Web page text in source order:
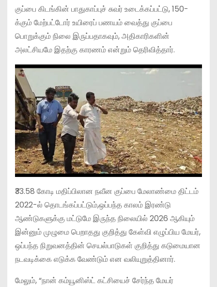
குப்பை கிடங்கின் பாதுகாப்புச் சுவர் உடைக்கப்பட்டு, 150-
க்கும் மேற்பட்டோர் உயிரைப் பணயம் வைத்து குப்பை
பொறுக்கும் நிலை இருப்பதாகவும், அதிகாரிகளின்
அலட்சியமே இதற்கு காரணம் என்றும் தெரிவித்தார்.
₹33.58 கோடி மதிப்பிலான நவீன குப்பை மேலாண்மை திட்டம்
2022-ல் தொடங்கப்பட்டும்,ஒப்பந்த காலம் இரண்டு
ஆண்டுகளுக்கு மட்டுமே இருந்த நிலையில் 2026 ஆகியும்
இன்னும் முழுமை பெறாதது குறித்து கேள்வி எழுப்பிய மேயர்,
ஒப்பந்த நிறுவனத்தின் செயல்பாடுகள் குறித்து கடுமையான
நடவடிக்கை எடுக்க வேண்டும் என வலியுறுத்தினார்.
மேலும், “நான் கம்யூனிஸ்ட் கட்சியைச் சேர்ந்த மேயர்